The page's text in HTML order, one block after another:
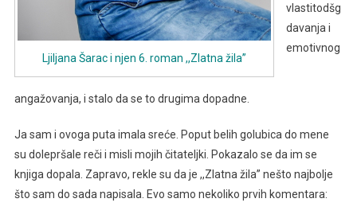
Ljiljana Šarac i njen 6. roman ,,Zlatna žila”
vlastitodšg
davanja i
emotivnog
angažovanja, i stalo da se to drugima dopadne.
Ja sam i ovoga puta imala sreće. Poput belih golubica do mene
su dolepršale reči i misli mojih čitateljki. Pokazalo se da im se
knjiga dopala. Zapravo, rekle su da je ,,Zlatna žila” nešto najbolje
što sam do sada napisala. Evo samo nekoliko prvih komentara: